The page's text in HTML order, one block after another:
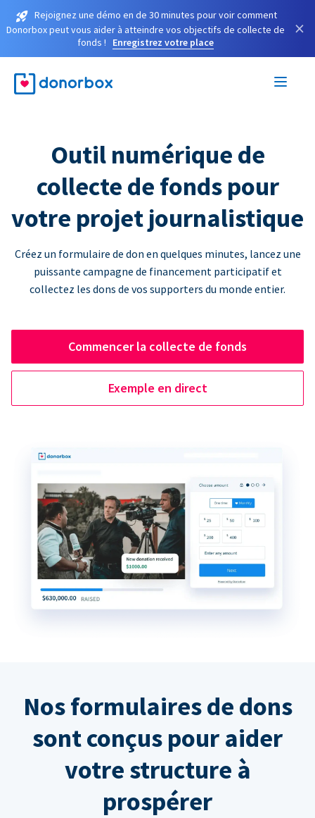
Rejoignez une démo en de 30 minutes pour voir comment
Donorbox peut vous aider à atteindre vos objectifs de collecte de
fonds !
Enregistrez votre place
×
Outil numérique de
collecte de fonds pour
votre projet journalistique
Créez un formulaire de don en quelques minutes, lancez une
puissante campagne de financement participatif et
collectez les dons de vos supporters du monde entier.
Commencer la collecte de fonds
Exemple en direct
Nos formulaires de dons
sont conçus pour aider
votre structure à
prospérer